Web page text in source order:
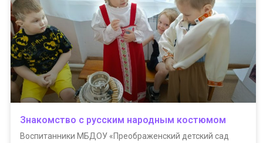
Знакомство с русским народным костюмом
Воспитанники МБДОУ «Преображенский детский сад